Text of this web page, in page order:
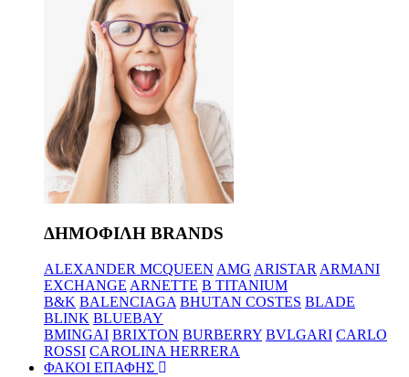
ΔΗΜΟΦΙΛΗ BRANDS
ALEXANDER MCQUEEN AMG ARISTAR ARMANI
EXCHANGE ARNETTE B TITANIUM
B&K BALENCIAGA BHUTAN COSTES BLADE
BLINK BLUEBAY
BMINGAI BRIXTON BURBERRY BVLGARI CARLO
ROSSI CAROLINA HERRERA
ΦΑΚΟΙ ΕΠΑΦΗΣ